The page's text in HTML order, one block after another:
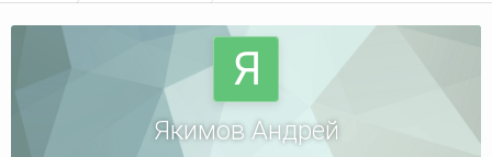
Якимов Андрей